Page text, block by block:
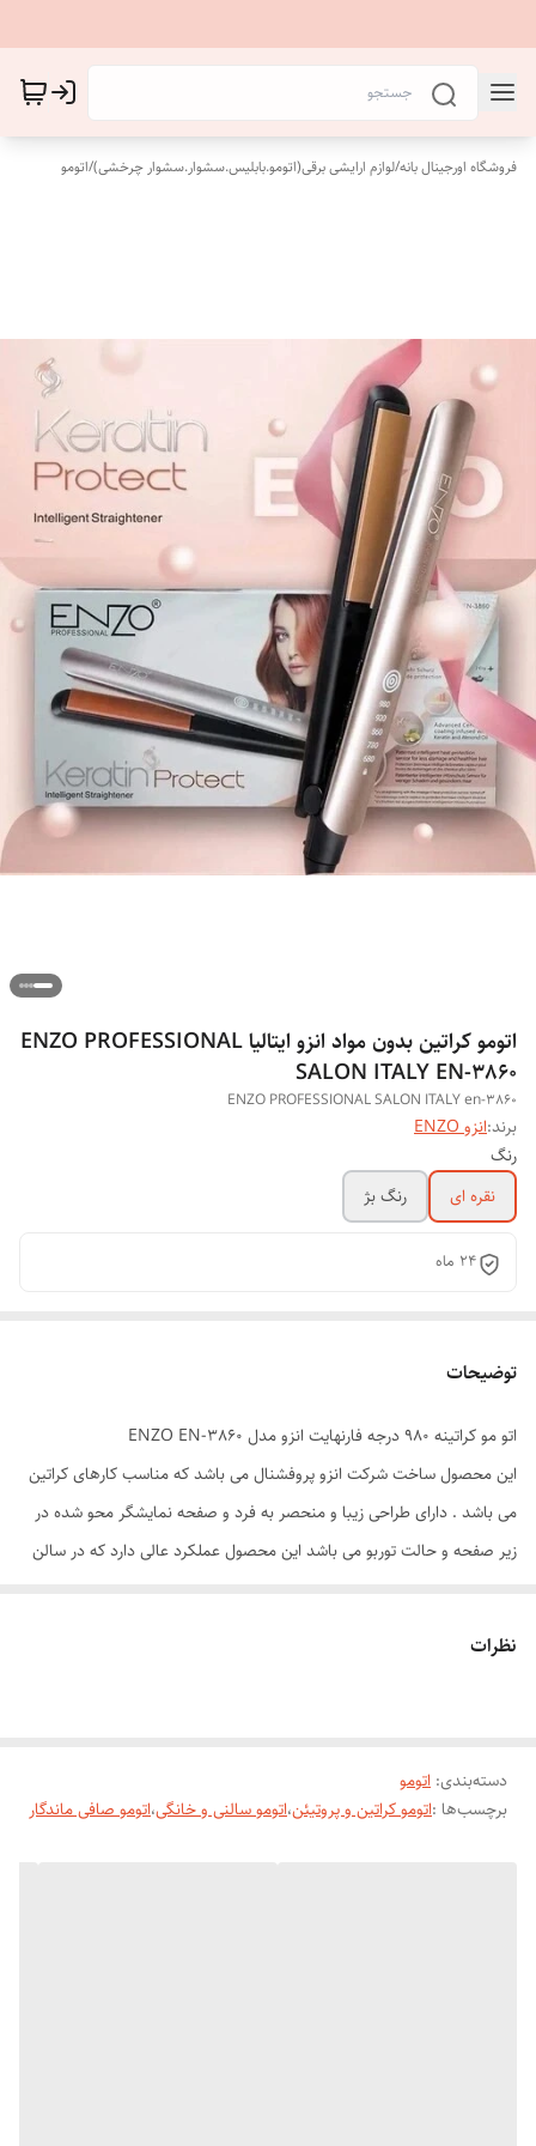
فروشگاه اورجینال بانه/لوازم ارایشی برقی(اتومو.بابلیس.سشوار.سشوار چرخشی)/اتومو
اتومو کراتین بدون مواد انزو ایتالیا ENZO PROFESSIONAL
SALON ITALY EN-3860
ENZO PROFESSIONAL SALON ITALY en-3860
برند:انزو ENZO
رنگ
نقره ای
رنگ بژ
۲۴ ماه
توضیحات
اتو مو کراتینه 980 درجه فارنهایت انزو مدل ENZO EN-3860
این محصول ساخت شرکت انزو پروفشنال می باشد که مناسب کارهای کراتین
می باشد . دارای طراحی زیبا و منحصر به فرد و صفحه نمایشگر محو شده در
زیر صفحه و حالت توربو می باشد این محصول عملکرد عالی دارد که در سالن
مدل 3860
بیشینه دما 980 درجه فارنهایت
نظرات
دسته‌بندی: اتومو
برچسب‌ها :اتومو کراتین و پروتیئن،اتومو سالنی و خانگی،اتومو صافی ماندگار